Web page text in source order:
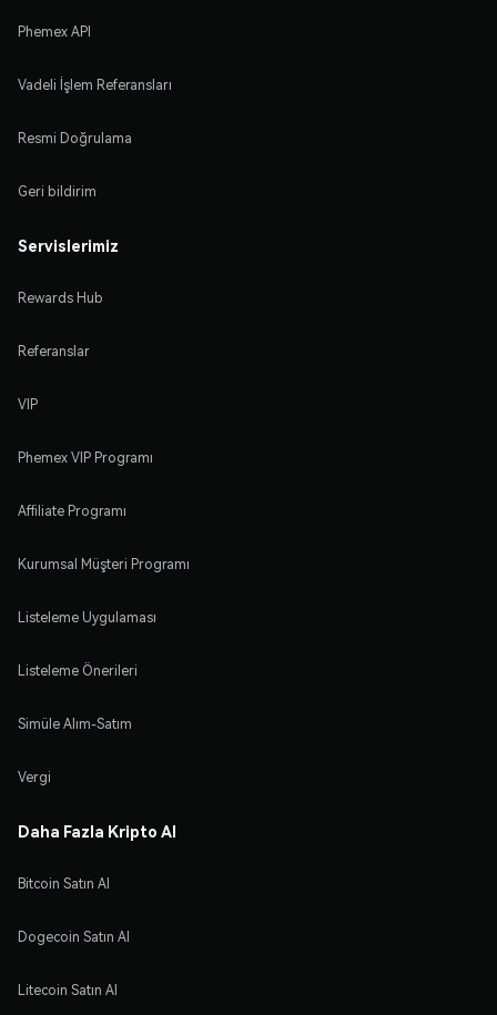
Phemex API
Vadeli İşlem Referansları
Resmi Doğrulama
Geri bildirim
Servislerimiz
Rewards Hub
Referanslar
VIP
Phemex VIP Programı
Affiliate Programı
Kurumsal Müşteri Programı
Listeleme Uygulaması
Listeleme Önerileri
Simüle Alım-Satım
Vergi
Daha Fazla Kripto Al
Bitcoin Satın Al
Dogecoin Satın Al
Litecoin Satın Al